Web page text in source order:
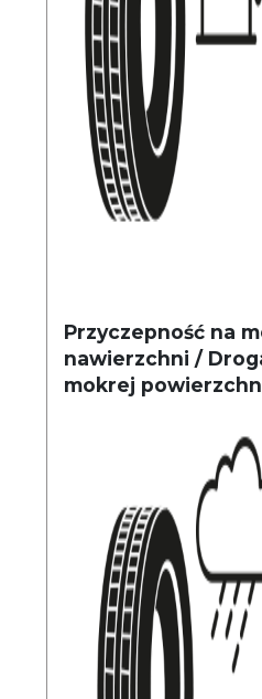
Przyczepność na
nawierzchni /
mokrej